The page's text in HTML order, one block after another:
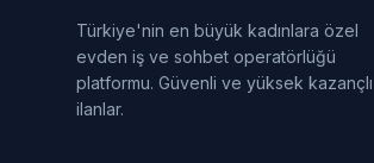
Türkiye'nin en büyük kadınlara özel
evden iş ve sohbet operatörlüğü
platformu. Güvenli ve yüksek kazançlı
ilanlar.